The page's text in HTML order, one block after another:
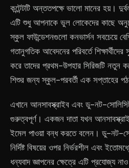
কন্টেন্টটি অন্ততপক্ষে ভালো মানের হয়।
এটি শুধু আপনাকে ভুল লোকেদের কাছে
স্কুল ফাউন্ডেশনগুলো কনভার্সন সবচেয়ে
গতানুগতিক আবেদনের পরিবর্তে
করে তাদের প্রথম-উপহার সিরিজটি নতুন
শিশুর জন্য স্কুল-পরবর্তী এক সপ্তাহের
এখানে আনসাবস্ক্রাইব এবং ডু-নট-সোলিসিট
গুরুত্বপূর্ণ। একজন দাতা যখন
ইমেল পাওয়া বন্ধ করতে বলেন। ডু-নট-
নির্দিষ্ট বিষয়ের ওপর নির্ভরশীল এবং
ধন্যবাদ জ্ঞাপনের ক্ষেত্রে এটি প্রযোজ্য